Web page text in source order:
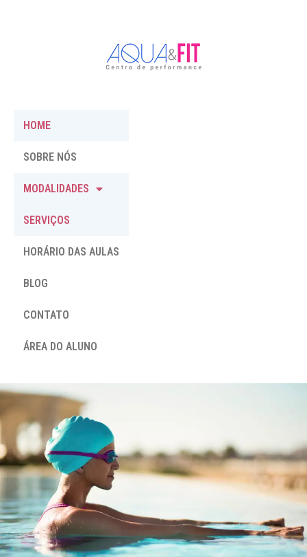
HOME
SOBRE NÓS
MODALIDADES
SERVIÇOS
HORÁRIO DAS AULAS
BLOG
CONTATO
ÁREA DO ALUNO